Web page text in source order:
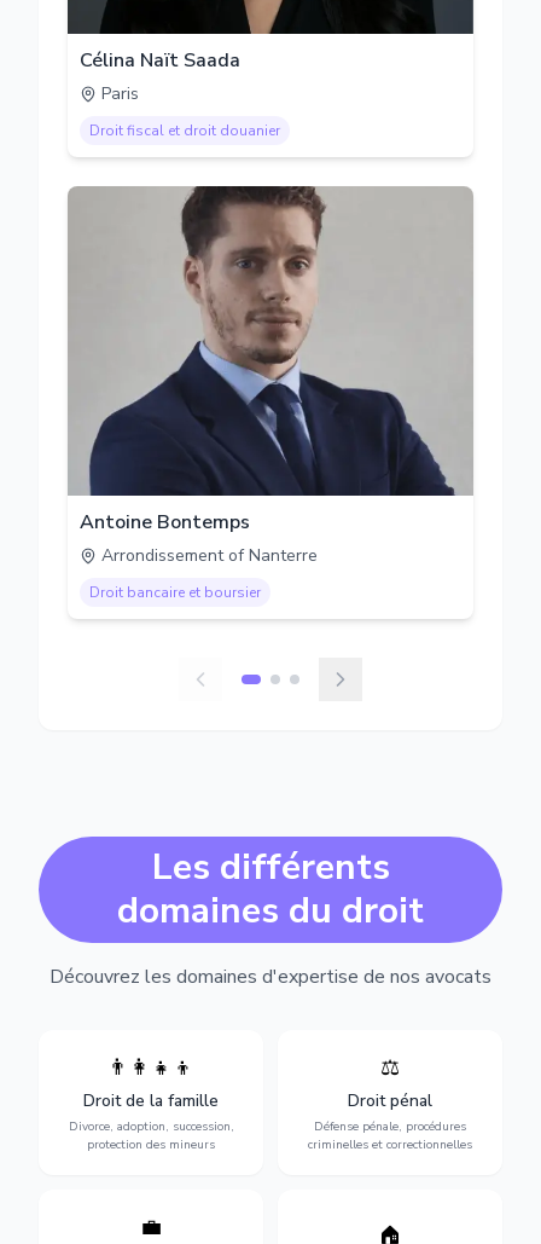
Célina Naït Saada
Paris
Droit fiscal et droit douanier
Antoine Bontemps
Arrondissement of Nanterre
Droit bancaire et boursier
Les différents
domaines du droit
Découvrez les domaines d'expertise de nos avocats
👨‍👩‍👧‍👦
Droit de la famille
Divorce, adoption, succession,
protection des mineurs
Divorce, garde d'enfants,
adoption, succession et
protection des personnes
vulnérables.
⚖️
Droit pénal
Défense pénale, procédures
criminelles et correctionnelles
Expertise en matière pénale,
vue jusqu'au procès, pour
toute affaire correctionnelle
ou criminelle.
💼
Protection de vos droits au
🏠
Sécurisation de vos projets